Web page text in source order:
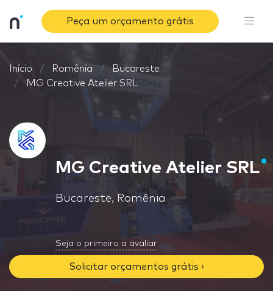
Peça um orçamento grátis
Início Romênia
Bucareste
MG Creative Atelier SRL
MG Creative Atelier SRL
Bucareste, Romênia
Seja o primeiro a avaliar
Solicitar orçamentos grátis ›